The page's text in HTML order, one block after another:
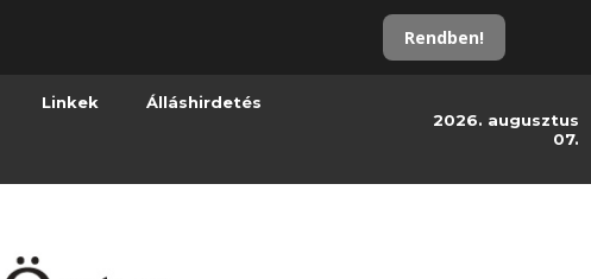
Rendben!
Linkek Álláshirdetés
2026. augusztus
07.